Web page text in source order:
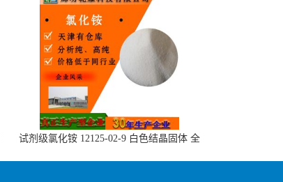
试剂级氯化铵 12125-02-9 白色结晶固体 全